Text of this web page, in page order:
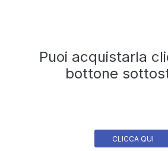
Puoi acquistarla
bottone
CLICCA QUI